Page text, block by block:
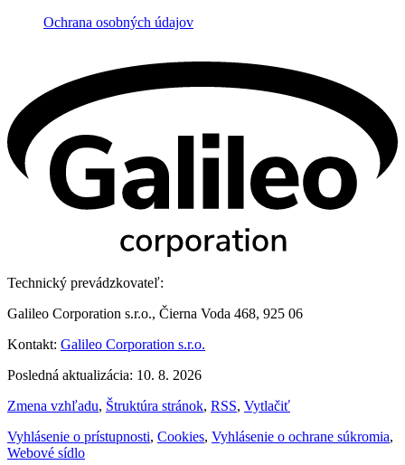
Ochrana osobných údajov
Technický prevádzkovateľ:
Galileo Corporation s.r.o., Čierna Voda 468, 925 06
Kontakt: Galileo Corporation s.r.o.
Posledná aktualizácia: 10. 8. 2026
Zmena vzhľadu, Štruktúra stránok, RSS, Vytlačiť
Vyhlásenie o prístupnosti, Cookies, Vyhlásenie o ochrane súkromia,
Webové sídlo